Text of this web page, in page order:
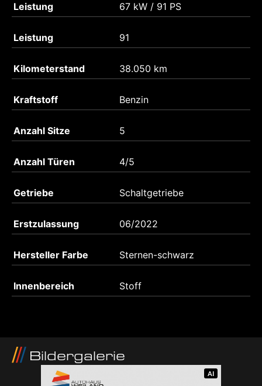
Leistung 67 kW / 91 PS
Leistung 91
Kilometerstand 38.050 km
Kraftstoff Benzin
Anzahl Sitze 5
Anzahl Türen 4/5
Getriebe Schaltgetriebe
Erstzulassung 06/2022
Hersteller Farbe Sternen-schwarz
Innenbereich Stoff
Bildergalerie
AI